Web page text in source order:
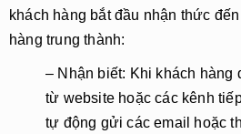
khách hàng bắt đầu nhận thức
hàng trung thành:
– Nhận biết: Khi khách hàng
từ website hoặc các kênh
tự động gửi các email hoặc